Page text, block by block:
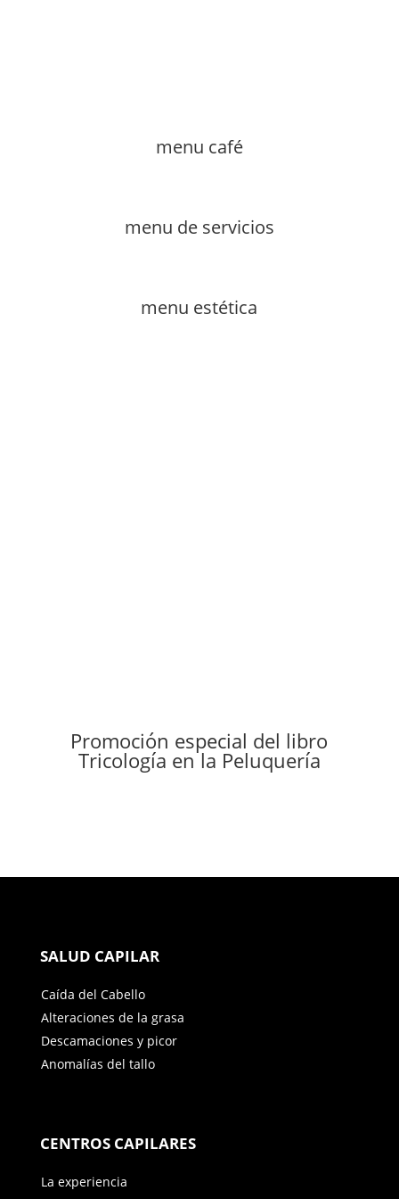
menu café
menu de servicios
menu estética
Promoción especial del libro
Tricología en la Peluquería
SALUD CAPILAR
Caída del Cabello
Alteraciones de la grasa
Descamaciones y picor
Anomalías del tallo
CENTROS CAPILARES
La experiencia